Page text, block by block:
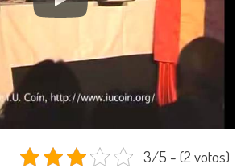
3/5 - (2 votos)